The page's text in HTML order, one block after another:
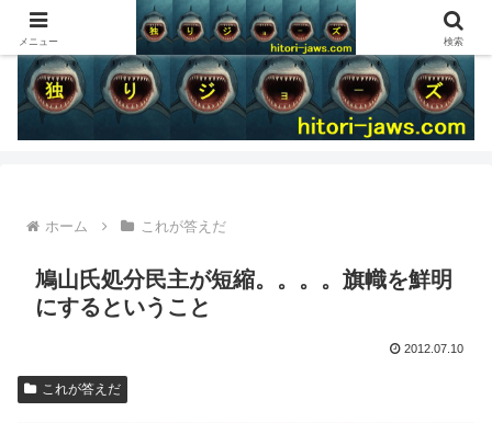
ホーム これが答えだ
鳩山氏処分民主が短縮。。。。旗幟を鮮明
にするということ
2012.07.10
これが答えだ
メニュー 検索